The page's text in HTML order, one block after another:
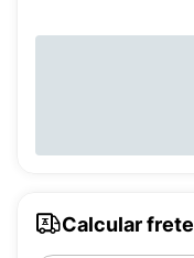
Calcular frete